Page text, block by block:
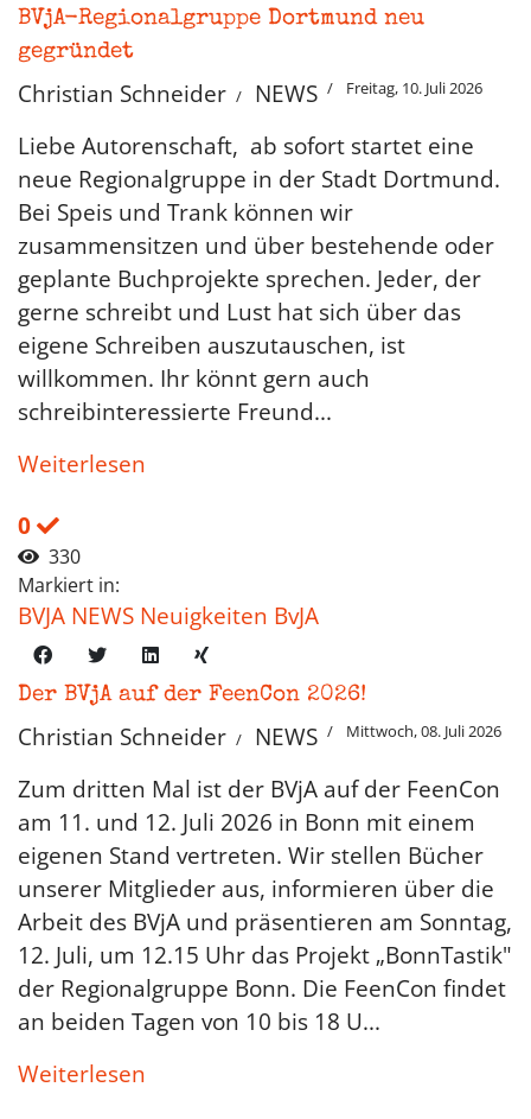
BVjA-Regionalgruppe Dortmund neu
gegründet
Christian Schneider NEWS Freitag, 10. Juli 2026
Liebe Autorenschaft, ab sofort startet eine
neue Regionalgruppe in der Stadt Dortmund.
Bei Speis und Trank können wir
zusammensitzen und über bestehende oder
geplante Buchprojekte sprechen. Jeder, der
gerne schreibt und Lust hat sich über das
eigene Schreiben auszutauschen, ist
willkommen. Ihr könnt gern auch
schreibinteressierte Freund...
Weiterlesen
0
330
Markiert in:
BVJA NEWS Neuigkeiten BvJA
Der BVjA auf der FeenCon 2026!
Christian Schneider NEWS Mittwoch, 08. Juli 2026
Zum dritten Mal ist der BVjA auf der FeenCon
am 11. und 12. Juli 2026 in Bonn mit einem
eigenen Stand vertreten. Wir stellen Bücher
unserer Mitglieder aus, informieren über die
Arbeit des BVjA und präsentieren am Sonntag,
12. Juli, um 12.15 Uhr das Projekt „BonnTastik"
der Regionalgruppe Bonn. Die FeenCon findet
an beiden Tagen von 10 bis 18 U...
Weiterlesen